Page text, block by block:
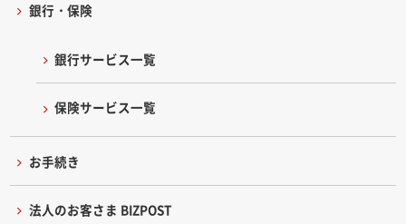
銀行・保険
銀行サービス一覧
保険サービス一覧
お手続き
法人のお客さま BIZPOST